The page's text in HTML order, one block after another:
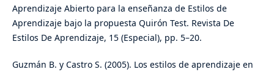
Aprendizaje Abierto para la enseñanza de Estilos de
Aprendizaje bajo la propuesta Quirón Test. Revista De
Estilos De Aprendizaje, 15 (Especial), pp. 5–20.
Guzmán B. y Castro S. (2005). Los estilos de aprendizaje en